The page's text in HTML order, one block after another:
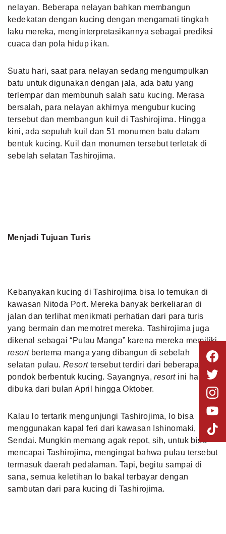
nelayan. Beberapa nelayan bahkan membangun
kedekatan dengan kucing dengan mengamati tingkah
laku mereka, menginterpretasikannya sebagai prediksi
cuaca dan pola hidup ikan.
Suatu hari, saat para nelayan sedang mengumpulkan
batu untuk digunakan dengan jala, ada batu yang
terlempar dan membunuh salah satu kucing. Merasa
bersalah, para nelayan akhirnya mengubur kucing
tersebut dan membangun kuil di Tashirojima. Hingga
kini, ada sepuluh kuil dan 51 monumen batu dalam
bentuk kucing. Kuil dan monumen tersebut terletak di
sebelah selatan Tashirojima.
Menjadi Tujuan Turis
Kebanyakan kucing di Tashirojima bisa lo temukan di
kawasan Nitoda Port. Mereka banyak berkeliaran di
jalan dan terlihat menikmati perhatian dari para turis
yang bermain dan memotret mereka. Tashirojima juga
dikenal sebagai “Pulau Manga” karena mereka memiliki
resort bertema manga yang dibangun di sebelah
selatan pulau.Resort tersebut terdiri dari beberapa
pondok berbentuk kucing. Sayangnya,resort ini hanya
dibuka dari bulan April hingga Oktober.
Kalau lo tertarik mengunjungi Tashirojima, lo bisa
menggunakan kapal feri dari kawasan Ishinomaki,
Sendai. Mungkin memang agak repot, sih, untuk bisa
mencapai Tashirojima, mengingat bahwa pulau tersebut
termasuk daerah pedalaman. Tapi, begitu sampai di
sana, semua keletihan lo bakal terbayar dengan
sambutan dari para kucing di Tashirojima.